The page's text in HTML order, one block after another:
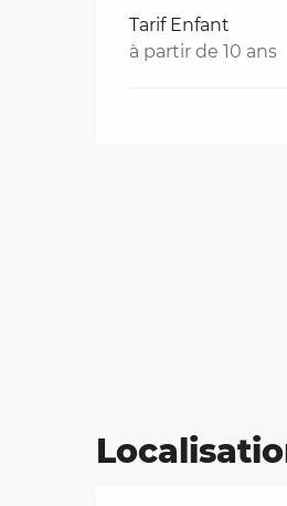
Tarif Enfant
à partir de 10 ans